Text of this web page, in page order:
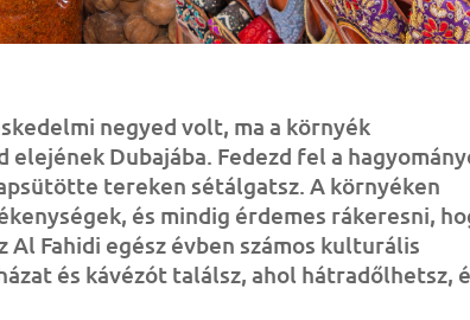
negyed volt, ma a környék
elejének Dubajába. Fedezd fel a
tereken sétálgatsz. A környéken
és mindig érdemes rákeresni,
Fahidi egész évben számos kulturális
és kávézót találsz, ahol hátradőlhetsz,